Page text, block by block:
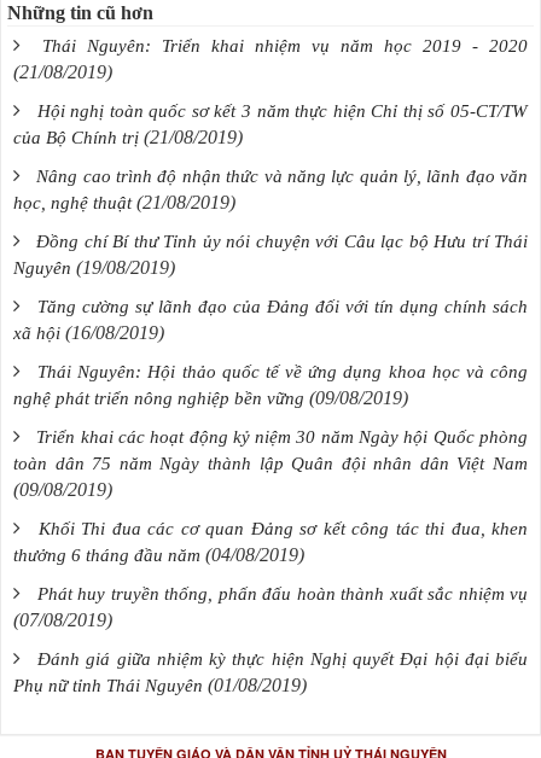
Những tin cũ hơn
Thái Nguyên: Triển khai nhiệm vụ năm học 2019 - 2020
(21/08/2019)
Hội nghị toàn quốc sơ kết 3 năm thực hiện Chỉ thị số 05-CT/TW
của Bộ Chính trị (21/08/2019)
Nâng cao trình độ nhận thức và năng lực quản lý, lãnh đạo văn
học, nghệ thuật (21/08/2019)
Đồng chí Bí thư Tỉnh ủy nói chuyện với Câu lạc bộ Hưu trí Thái
Nguyên (19/08/2019)
Tăng cường sự lãnh đạo của Đảng đối với tín dụng chính sách
xã hội (16/08/2019)
Thái Nguyên: Hội thảo quốc tế về ứng dụng khoa học và công
nghệ phát triển nông nghiệp bền vững (09/08/2019)
Triển khai các hoạt động kỷ niệm 30 năm Ngày hội Quốc phòng
toàn dân 75 năm Ngày thành lập Quân đội nhân dân Việt Nam
(09/08/2019)
Khối Thi đua các cơ quan Đảng sơ kết công tác thi đua, khen
thưởng 6 tháng đầu năm (04/08/2019)
Phát huy truyền thống, phấn đấu hoàn thành xuất sắc nhiệm vụ
(07/08/2019)
Đánh giá giữa nhiệm kỳ thực hiện Nghị quyết Đại hội đại biểu
Phụ nữ tỉnh Thái Nguyên (01/08/2019)
BAN TUYÊN GIÁO VÀ DÂN VẬN TỈNH UỶ THÁI NGUYÊN